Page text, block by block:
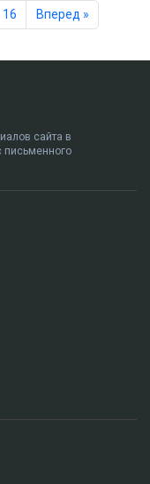
16 Вперед »
сайта в
письменного